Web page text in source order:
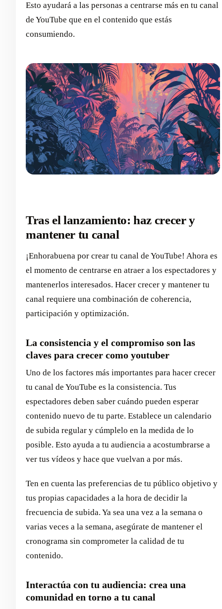
Esto ayudará a las personas a centrarse más en tu canal
de YouTube que en el contenido que estás
consumiendo.
Tras el lanzamiento: haz crecer y
mantener tu canal
¡Enhorabuena por crear tu canal de YouTube! Ahora es
el momento de centrarse en atraer a los espectadores y
mantenerlos interesados. Hacer crecer y mantener tu
canal requiere una combinación de coherencia,
participación y optimización.
La consistencia y el compromiso son las
claves para crecer como youtuber
Uno de los factores más importantes para hacer crecer
tu canal de YouTube es la consistencia. Tus
espectadores deben saber cuándo pueden esperar
contenido nuevo de tu parte. Establece un calendario
de subida regular y cúmplelo en la medida de lo
posible. Esto ayuda a tu audiencia a acostumbrarse a
ver tus vídeos y hace que vuelvan a por más.
Ten en cuenta las preferencias de tu público objetivo y
tus propias capacidades a la hora de decidir la
frecuencia de subida. Ya sea una vez a la semana o
varias veces a la semana, asegúrate de mantener el
cronograma sin comprometer la calidad de tu
contenido.
Interactúa con tu audiencia: crea una
comunidad en torno a tu canal